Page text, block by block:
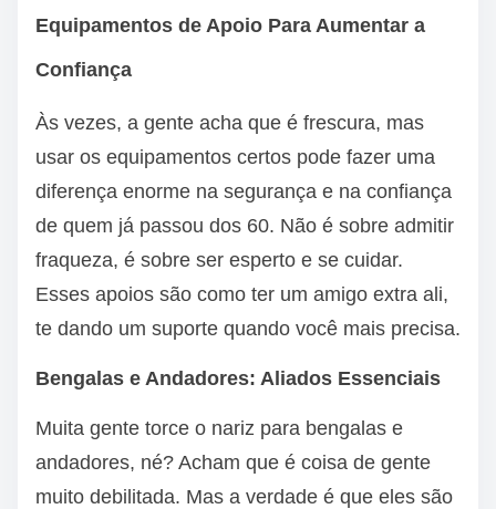
Equipamentos de Apoio Para Aumentar a
Confiança
Às vezes, a gente acha que é frescura, mas
usar os equipamentos certos pode fazer uma
diferença enorme na segurança e na confiança
de quem já passou dos 60. Não é sobre admitir
fraqueza, é sobre ser esperto e se cuidar.
Esses apoios são como ter um amigo extra ali,
te dando um suporte quando você mais precisa.
Bengalas e Andadores: Aliados Essenciais
Muita gente torce o nariz para bengalas e
andadores, né? Acham que é coisa de gente
muito debilitada. Mas a verdade é que eles são